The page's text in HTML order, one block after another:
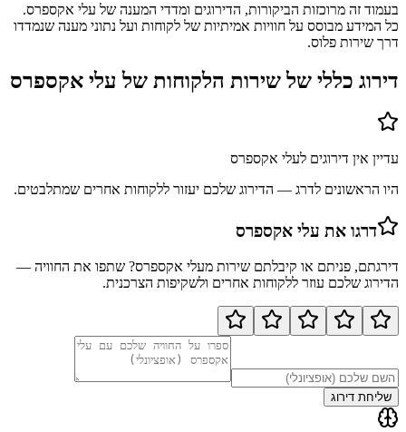
בעמוד זה מרוכזות הביקורות, הדירוגים ומדדי המענה של עלי אקספרס.
כל המידע מבוסס על חוויות אמיתיות של לקוחות ועל נתוני מענה שנמדדו
דרך שירות פלוס.
דירוג כללי של שירות הלקוחות של עלי אקספרס
עדיין אין דירוגים לעלי אקספרס
היו הראשונים לדרג — הדירוג שלכם יעזור ללקוחות אחרים שמתלבטים.
דרגו את עלי אקספרס
דירגתם, פניתם או קיבלתם שירות מעלי אקספרס? שתפו את החוויה —
הדירוג שלכם עוזר ללקוחות אחרים ולשקיפות הצרכנית.
שליחת דירוג